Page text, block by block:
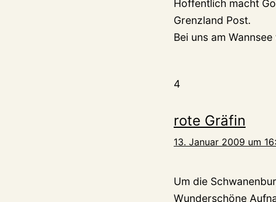
Hoffentlich macht
Grenzland Post.
Bei uns am
4
rote Gräfin
13. Januar 2009 um
Um die
Wunderschöne